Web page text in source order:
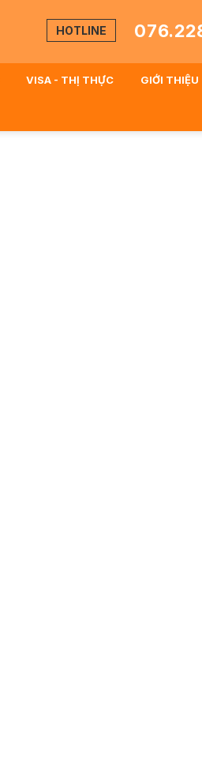
HOTLINE
VISA - THỊ THỰC GIỚI THIỆU